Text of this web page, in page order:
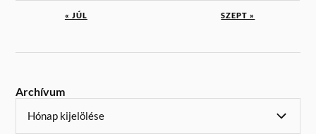
« JÚL SZEPT »
Archívum